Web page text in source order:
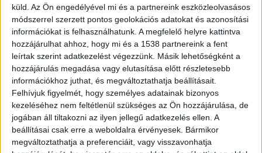
küld. Az Ön engedélyével mi és a partnereink eszközleolvasásos
módszerrel szerzett pontos geolokációs adatokat és azonosítási
információkat is felhasználhatunk. A megfelelő helyre kattintva
hozzájárulhat ahhoz, hogy mi és a 1538 partnereink a fent
leírtak szerint adatkezelést végezzünk. Másik lehetőségként a
hozzájárulás megadása vagy elutasítása előtt részletesebb
információkhoz juthat, és megváltoztathatja beállításait.
Felhívjuk figyelmét, hogy személyes adatainak bizonyos
kezeléséhez nem feltétlenül szükséges az Ön hozzájárulása, de
jogában áll tiltakozni az ilyen jellegű adatkezelés ellen. A
beállításai csak erre a weboldalra érvényesek. Bármikor
megváltoztathatja a preferenciáit, vagy visszavonhatja
GOULDING
A LEGROSSZABB LÁNY
AMERIKÁBAN: SLAYYYTER ÚJ
FEJEZETET NYIT A MOCSKOS
AMERIKAI ÁLMÁBAN